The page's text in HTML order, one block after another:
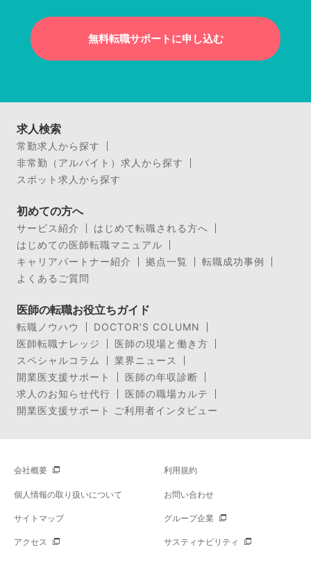
無料転職サポートに申し込む
求人検索
常勤求人から探す
非常勤（アルバイト）求人から探す
スポット求人から探す
初めての方へ
サービス紹介
はじめて転職される方へ
はじめての医師転職マニュアル
キャリアパートナー紹介
拠点一覧
転職成功事例
よくあるご質問
医師の転職お役立ちガイド
転職ノウハウ
DOCTOR’S COLUMN
医師転職ナレッジ
医師の現場と働き方
スペシャルコラム
業界ニュース
開業医支援サポート
医師の年収診断
求人のお知らせ代行
医師の職場カルテ
開業医支援サポート ご利用者インタビュー
会社概要 利用規約
個人情報の取り扱いについて お問い合わせ
サイトマップ グループ企業
アクセス サスティナビリティ